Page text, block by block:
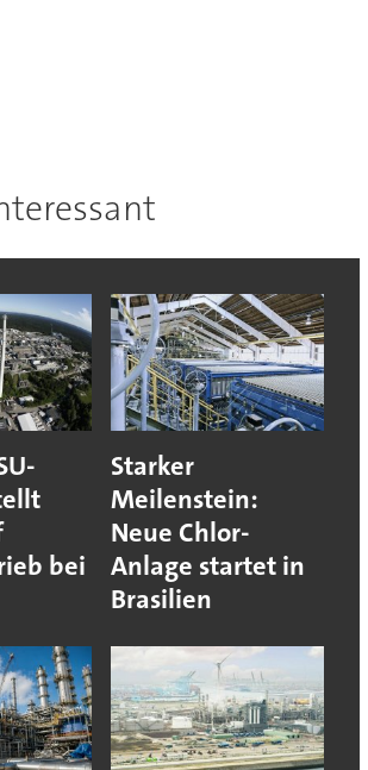
bei
Starker
Meilenstein:
Neue Chlor-
Anlage startet in
Brasilien